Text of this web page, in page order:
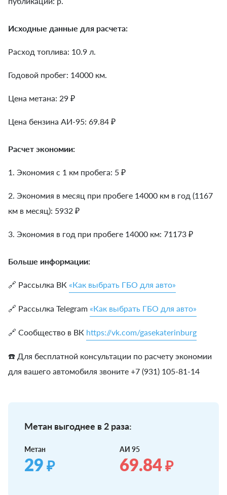
Исходные данные для расчета:
Расход топлива: 10.9 л.
Годовой пробег: 14000 км.
Цена метана: 29 ₽
Цена бензина АИ-95: 69.84 ₽
Расчет экономии:
1. Экономия с 1 км пробега: 5 ₽
2. Экономия в месяц при пробеге 14000 км в год (1167
км в месяц): 5932 ₽
3. Экономия в год при пробеге 14000 км: 71173 ₽
Больше информации:
🔗 Рассылка ВК «Как выбрать ГБО для авто»
🔗 Рассылка Telegram «Как выбрать ГБО для авто»
🔗 Сообщество в ВК https://vk.com/gasekaterinburg
☎️ Для бесплатной консультации по расчету экономии
для вашего автомобиля звоните +7 (931) 105-81-14
Метан выгоднее в 2 раза:
Метан
29 ₽
АИ 95
69.84₽